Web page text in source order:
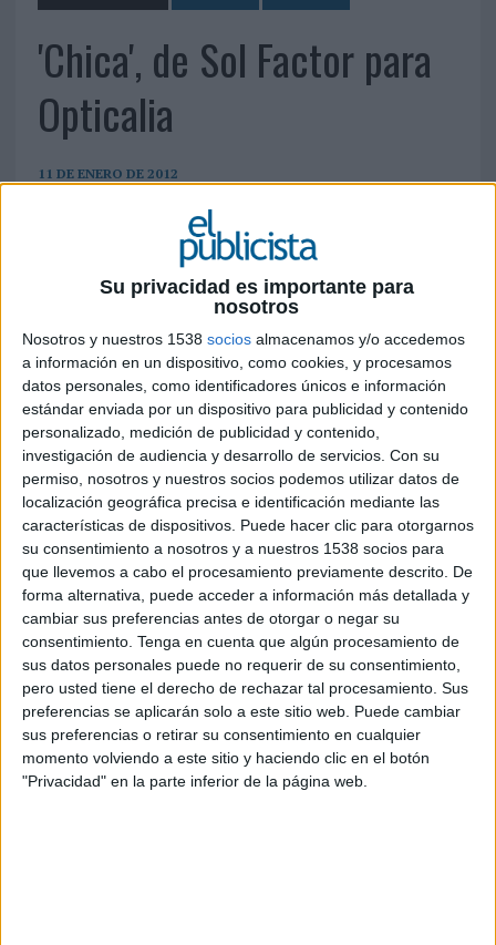
Su privacidad es importante para
nosotros
Nosotros y nuestros 1538 socios almacenamos y/o accedemos
a información en un dispositivo, como cookies, y procesamos
datos personales, como identificadores únicos e información
estándar enviada por un dispositivo para publicidad y contenido
personalizado, medición de publicidad y contenido,
investigación de audiencia y desarrollo de servicios. Con su
permiso, nosotros y nuestros socios podemos utilizar datos de
localización geográfica precisa e identificación mediante las
características de dispositivos. Puede hacer clic para otorgarnos
su consentimiento a nosotros y a nuestros 1538 socios para
que llevemos a cabo el procesamiento previamente descrito. De
forma alternativa, puede acceder a información más detallada y
cambiar sus preferencias antes de otorgar o negar su
consentimiento. Tenga en cuenta que algún procesamiento de
sus datos personales puede no requerir de su consentimiento,
pero usted tiene el derecho de rechazar tal procesamiento. Sus
preferencias se aplicarán solo a este sitio web. Puede cambiar
sus preferencias o retirar su consentimiento en cualquier
momento volviendo a este sitio y haciendo clic en el botón
"Privacidad" en la parte inferior de la página web.
'Chica', de Sol Factor para
Opticalia
11 DE ENERO DE 2012
IMPRIMIR
TWEET
SHARE
SHARE